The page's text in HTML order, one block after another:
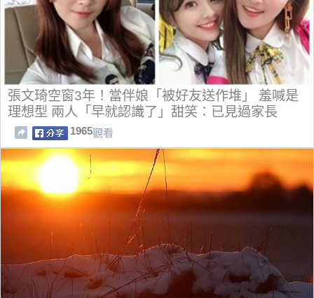
張文琦空窗3年！當伴娘「被好友送作堆」 羞喊是
理想型 兩人「早就認識了」甜笑：已見過家長
1965觀看